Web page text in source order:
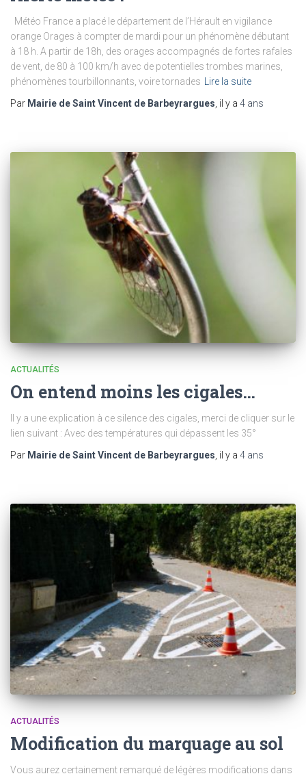
Météo France a placé le département de l’Hérault en vigilance
orange Orages à compter de mardi pour un phénomène débutant
à 18 h. A partir de 18h, des orages accompagnés de fortes rafales
de vent, de 80 à 100 km/h avec de potentielles trombes marines,
phénomènes tourbillonnants, voire tornades Lire la suite
Par Mairie de Saint Vincent de Barbeyrargues, il y a 4 ans
ACTUALITÉS
On entend moins les cigales…
Il y a une explication à ce silence des cigales, merci de cliquer sur le
lien suivant : Avec des températures qui dépassent les 35°
Par Mairie de Saint Vincent de Barbeyrargues , il y a 4 ans
ACTUALITÉS
Modification du marquage au sol
Vous aurez certainement remarqué de légères modifications dans